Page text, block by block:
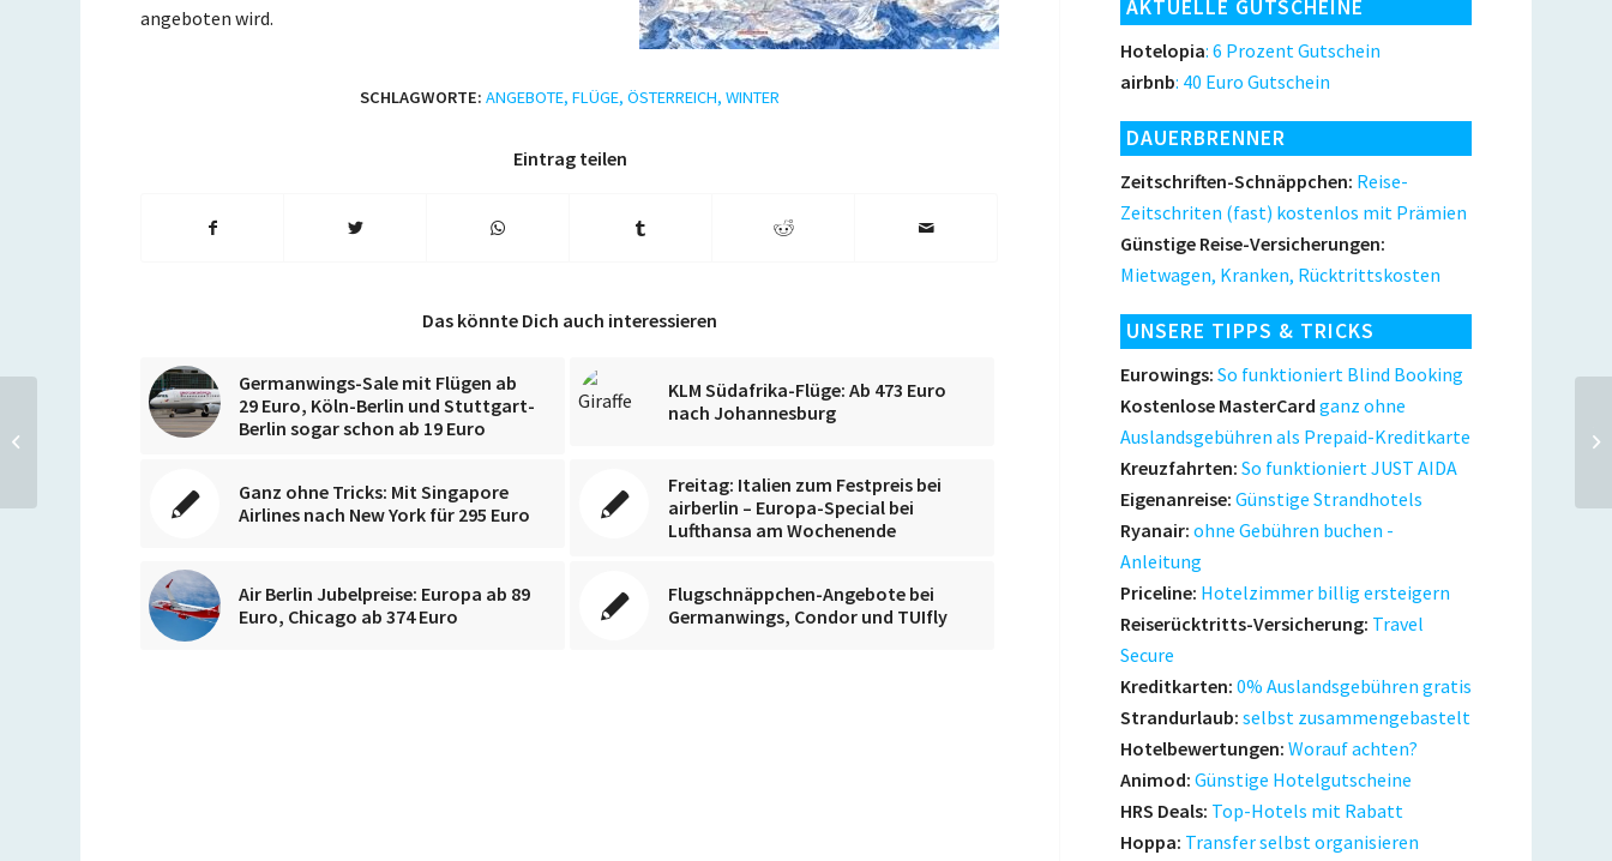
angeboten wird.
SCHLAGWORTE: ANGEBOTE, FLÜGE, ÖSTERREICH, WINTER
Eintrag teilen
Das könnte Dich auch interessieren
Germanwings-Sale mit Flügen ab
29 Euro, Köln-Berlin und Stuttgart-
Berlin sogar schon ab 19 Euro
KLM Südafrika-Flüge: Ab 473 Euro
nach Johannesburg
Ganz ohne Tricks: Mit Singapore
Airlines nach New York für 295 Euro
Freitag: Italien zum Festpreis bei
airberlin – Europa-Special bei
Lufthansa am Wochenende
Air Berlin Jubelpreise: Europa ab 89
Euro, Chicago ab 374 Euro
Flugschnäppchen-Angebote bei
Germanwings, Condor und TUIfly
AKTUELLE GUTSCHEINE
Hotelopia: 6 Prozent Gutschein
airbnb: 40 Euro Gutschein
DAUERBRENNER
Zeitschriften-Schnäppchen: Reise-
Zeitschriten (fast) kostenlos mit Prämien
Günstige Reise-Versicherungen:
Mietwagen, Kranken, Rücktrittskosten
UNSERE TIPPS & TRICKS
Eurowings: So funktioniert Blind Booking
Kostenlose MasterCard ganz ohne
Auslandsgebühren als Prepaid-Kreditkarte
Kreuzfahrten: So funktioniert JUST AIDA
Eigenanreise: Günstige Strandhotels
Ryanair: ohne Gebühren buchen -
Anleitung
Priceline: Hotelzimmer billig ersteigern
Reiserücktritts-Versicherung: Travel
Secure
Kreditkarten: 0% Auslandsgebühren gratis
Strandurlaub: selbst zusammengebastelt
Hotelbewertungen: Worauf achten?
Animod: Günstige Hotelgutscheine
HRS Deals: Top-Hotels mit Rabatt
Hoppa: Transfer selbst organisieren
Jubelpreise bei airberlin: Kurzstrecke ab